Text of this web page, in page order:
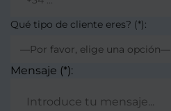
Qué tipo de cliente eres? (*):
—Por favor, elige una opción—
Mensaje (*):